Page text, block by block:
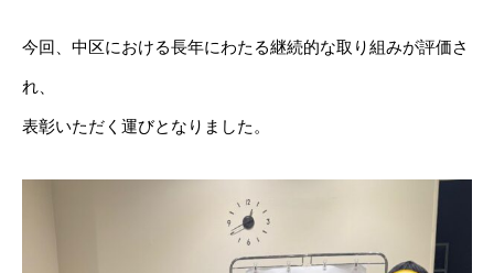
今回、中区における長年にわたる継続的な取り組みが評価さ
れ、
表彰いただく運びとなりました。